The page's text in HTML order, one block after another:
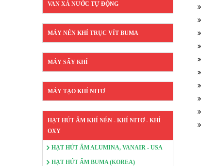
VAN XẢ NƯỚC TỰ ĐỘNG
MÁY NÉN KHÍ TRỤC VÍT BUMA
MÁY SẤY KHÍ
MÁY TẠO KHÍ NITƠ
HẠT HÚT ẨM KHÍ NÉN - KHÍ NITƠ - KHÍ
OXY
HẠT HÚT ẨM ALUMINA, VANAIR - USA
HẠT HÚT ẨM BUMA (KOREA)